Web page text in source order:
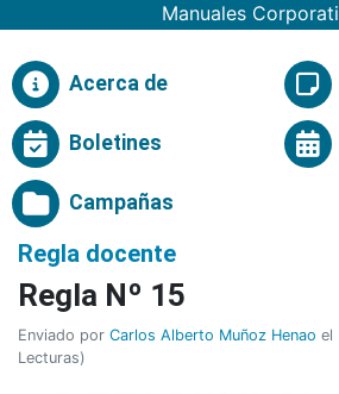
Manuales
Acerca de
Boletines
Campañas
Regla docente
Regla Nº 15
Enviado por Carlos Alberto Muñoz Henao el
Lecturas)